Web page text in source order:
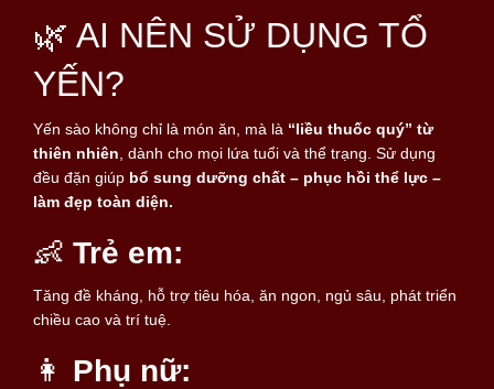
🌿 AI NÊN SỬ DỤNG TỔ
YẾN?
Yến sào không chỉ là món ăn, mà là “liều thuốc quý” từ
thiên nhiên , dành cho mọi lứa tuổi và thể trạng. Sử dụng
đều đặn giúp bổ sung dưỡng chất – phục hồi thể lực –
làm đẹp toàn diện.
👶 Trẻ em:
Tăng đề kháng, hỗ trợ tiêu hóa, ăn ngon, ngủ sâu, phát triển
chiều cao và trí tuệ.
👩 Phụ nữ: